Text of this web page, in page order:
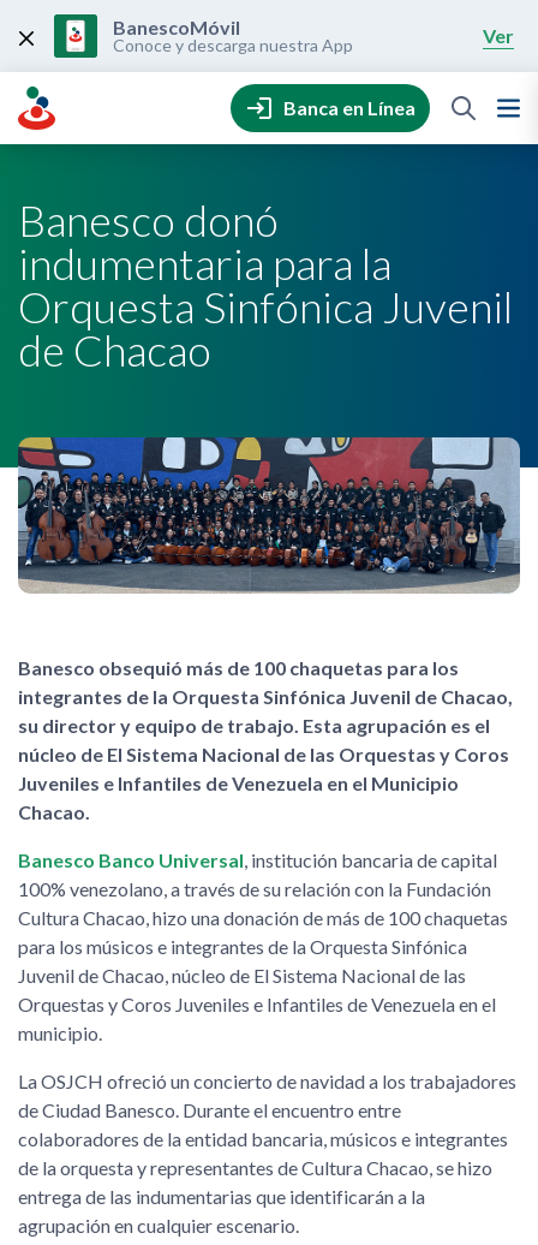
content
BanescoMóvil
Conoce y descarga nuestra App Ver
Banca en Línea
Banesco donó
indumentaria para la
Orquesta Sinfónica Juvenil
de Chacao
Banesco obsequió más de 100 chaquetas para los
integrantes de la Orquesta Sinfónica Juvenil de Chacao,
su director y equipo de trabajo. Esta agrupación es el
núcleo de El Sistema Nacional de las Orquestas y Coros
Juveniles e Infantiles de Venezuela en el Municipio
Chacao.
Banesco Banco Universal , institución bancaria de capital
100% venezolano, a través de su relación con la Fundación
Cultura Chacao, hizo una donación de más de 100 chaquetas
para los músicos e integrantes de la Orquesta Sinfónica
Juvenil de Chacao, núcleo de El Sistema Nacional de las
Orquestas y Coros Juveniles e Infantiles de Venezuela en el
municipio.
La OSJCH ofreció un concierto de navidad a los trabajadores
de Ciudad Banesco. Durante el encuentro entre
colaboradores de la entidad bancaria, músicos e integrantes
de la orquesta y representantes de Cultura Chacao, se hizo
entrega de las indumentarias que identificarán a la
agrupación en cualquier escenario.